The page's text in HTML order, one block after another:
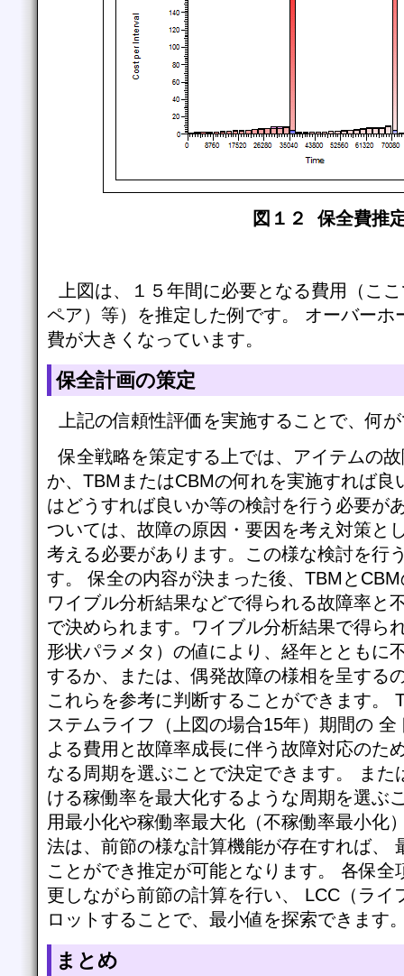
図１２ 保全費推
上図は、１５年間に必要となる費用（こ
ペア）等）を推定した例です。 オーバーホ
費が大きくなっています。
保全計画の策定
上記の信頼性評価を実施することで、何
保全戦略を策定する上では、アイテムの
か、TBMまたはCBMの何れを実施すれば良
はどうすれば良いか等の検討を行う必要が
ついては、故障の原因・要因を考え対策と
考える必要があります。この様な検討を行
す。 保全の内容が決まった後、TBMと
ワイブル分析結果などで得られる故障率と
で決められます。ワイブル分析結果で得ら
形状パラメタ）の値により、経年とともに
するか、または、偶発故障の様相を呈する
これらを参考に判断することができます。
ステムライフ（上図の場合15年）期間の
よる費用と故障率成長に伴う故障対応のた
なる周期を選ぶことで決定できます。 また
ける稼働率を最大化するような周期を選ぶ
用最小化や稼働率最大化（不稼働率最小化
法は、前節の様な計算機能が存在すれば、
ことができ推定が可能となります。 各保全
更しながら前節の計算を行い、 LCC（ライ
ロットすることで、最小値を探索できます
まとめ